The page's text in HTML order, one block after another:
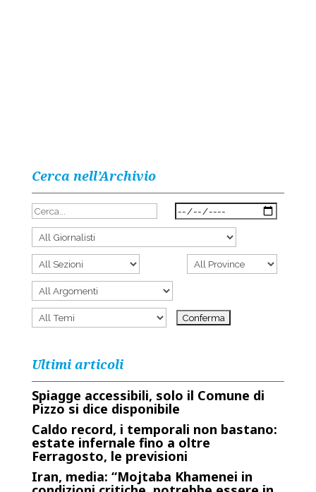
Cerca nell’Archivio
Ultimi articoli
Spiagge accessibili, solo il Comune di
Pizzo si dice disponibile
Caldo record, i temporali non bastano:
estate infernale fino a oltre
Ferragosto, le previsioni
Iran, media: “Mojtaba Khamenei in